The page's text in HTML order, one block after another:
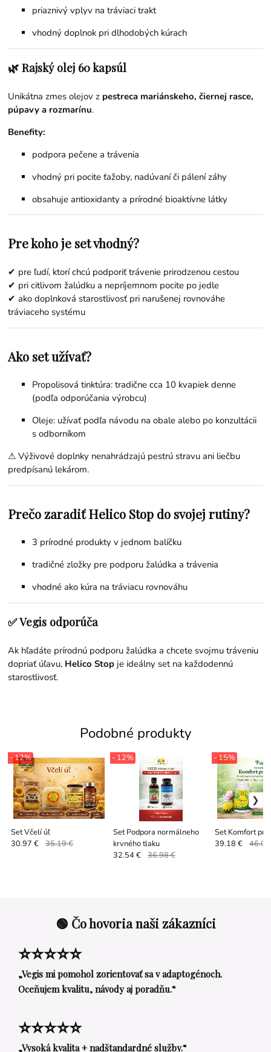
priaznivý vplyv na tráviaci trakt
vhodný doplnok pri dlhodobých kúrach
🌿 Rajský olej 60 kapsúl
Unikátna zmes olejov z pestreca mariánskeho, čiernej rasce,
púpavy a rozmarínu.
Benefity:
podpora pečene a trávenia
vhodný pri pocite ťažoby, nadúvaní či pálení záhy
obsahuje antioxidanty a prírodné bioaktívne látky
Pre koho je set vhodný?
✔ pre ľudí, ktorí chcú podporiť trávenie prirodzenou cestou
✔ pri citlivom žalúdku a nepríjemnom pocite po jedle
✔ ako doplnková starostlivosť pri narušenej rovnováhe
tráviaceho systému
Ako set užívať?
Propolisová tinktúra: tradične cca 10 kvapiek denne
(podľa odporúčania výrobcu)
Oleje: užívať podľa návodu na obale alebo po konzultácii
s odborníkom
⚠ Výživové doplnky nenahrádzajú pestrú stravu ani liečbu
predpísanú lekárom.
Prečo zaradiť Helico Stop do svojej rutiny?
3 prírodné produkty v jednom balíčku
tradičné zložky pre podporu žalúdka a trávenia
vhodné ako kúra na tráviacu rovnováhu
✅ Vegis odporúča
Ak hľadáte prírodnú podporu žalúdka a chcete svojmu tráveniu
dopriať úľavu, Helico Stop je ideálny set na každodennú
starostlivosť.
Podobné produkty
Set Včelí úľ
- 12%
30.97 € 35.19 €
Set Podpora normálneho
krvného tlaku
- 12%
32.54 € 36.98 €
Set Komfort pri
- 15%
39.18 €
🟢 Čo hovoria naši zákazníci
⭐⭐⭐⭐⭐
„Vegis mi pomohol zorientovať sa v adaptogénoch.
Oceňujem kvalitu, návody aj poradňu.“
⭐⭐⭐⭐⭐
„Vysoká kvalita + nadštandardné služby.“